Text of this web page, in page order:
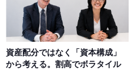
資産配分ではなく「資本構成」
から考える。割高でボラタイル